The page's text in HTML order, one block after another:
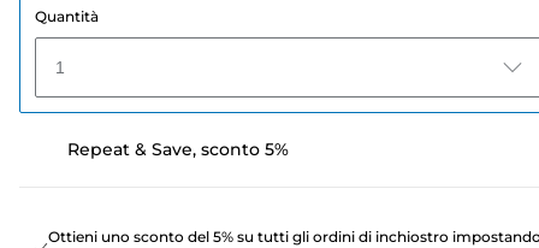
Quantità
1
Repeat & Save, sconto 5%
Ottieni uno sconto del 5% su tutti gli ordini di inchiostro